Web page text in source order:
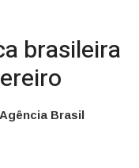
brasileira
Brasil